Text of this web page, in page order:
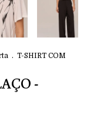
. T-SHIRT COM
-